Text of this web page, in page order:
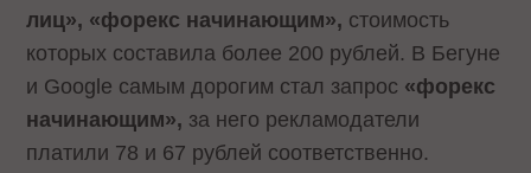
лиц», «форекс начинающим», стоимость
которых составила более 200 рублей. В Бегуне
и Google самым дорогим стал запрос «форекс
начинающим», за него рекламодатели
платили 78 и 67 рублей соответственно.